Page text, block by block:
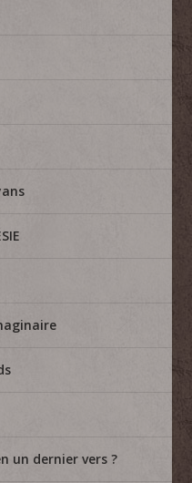
un dernier vers ?